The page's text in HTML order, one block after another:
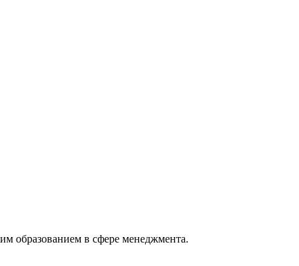
образованием в сфере менеджмента.